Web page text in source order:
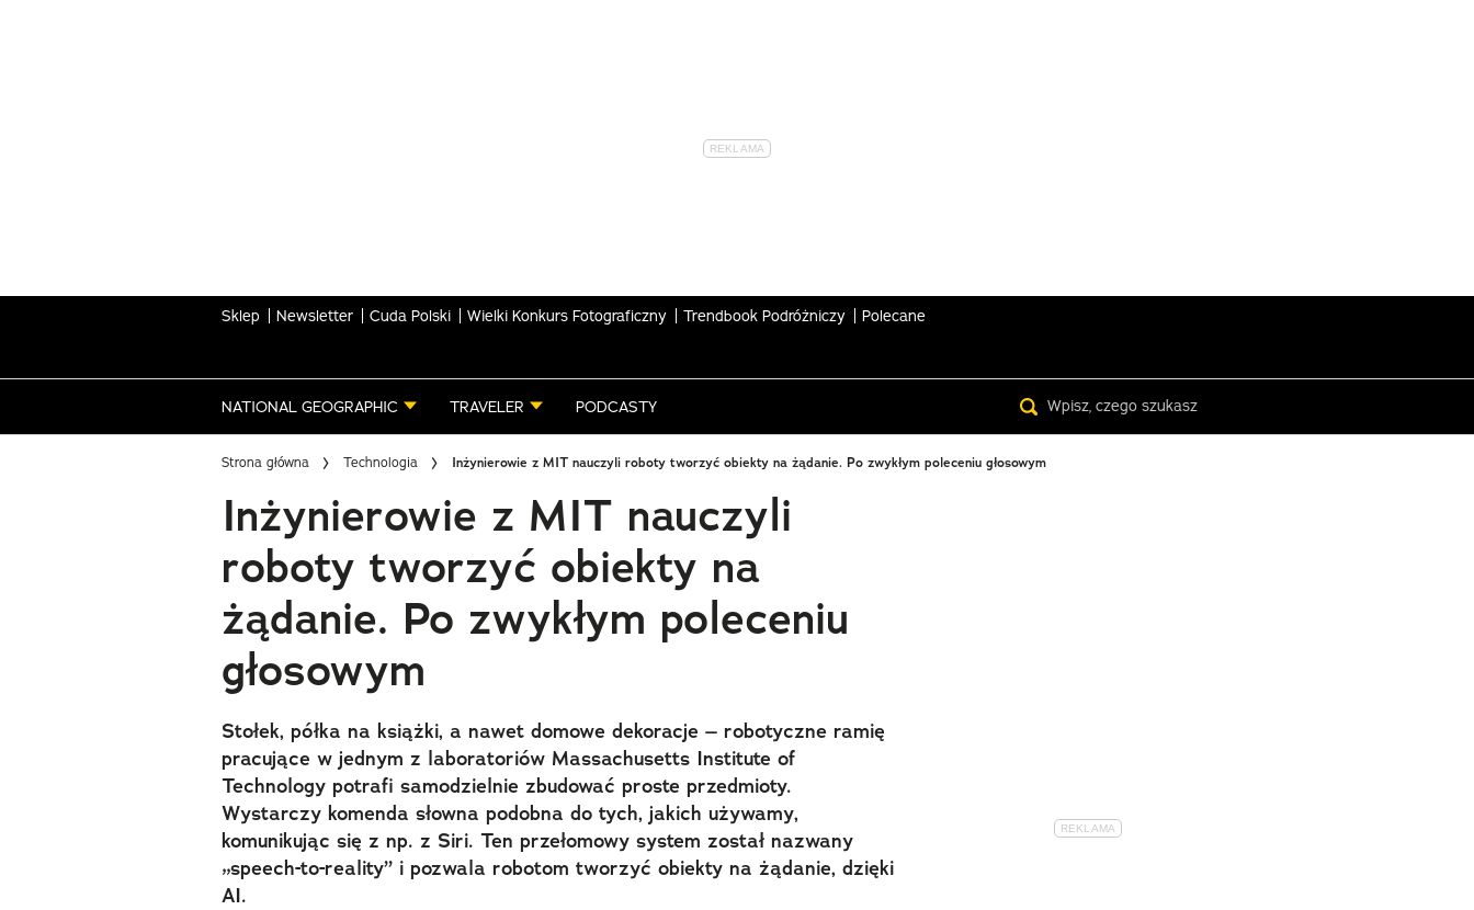
Sklep Newsletter Cuda Polski Wielki Konkurs Fotograficzny Trendbook Podróżniczy Polecane
NATIONAL GEOGRAPHIC TRAVELER PODCASTY
Strona główna Technologia Inżynierowie z MIT nauczyli roboty tworzyć obiekty na żądanie. Po zwykłym poleceniu głosowym
Inżynierowie z MIT nauczyli
roboty tworzyć obiekty na
żądanie. Po zwykłym poleceniu
głosowym
Stołek, półka na książki, a nawet domowe dekoracje – robotyczne ramię
pracujące w jednym z laboratoriów Massachusetts Institute of
Technology potrafi samodzielnie zbudować proste przedmioty.
Wystarczy komenda słowna podobna do tych, jakich używamy,
komunikując się z np. z Siri. Ten przełomowy system został nazwany
„speech-to-reality” i pozwala robotom tworzyć obiekty na żądanie, dzięki
AI.